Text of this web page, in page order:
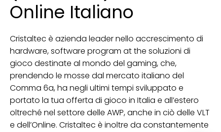
Online Italiano
Cristaltec è azienda leader nello accrescimento di
hardware, software program at the soluzioni di
gioco destinate al mondo del gaming, che,
prendendo le mosse dal mercato italiano del
Comma 6a, ha negli ultimi tempi sviluppato e
portato la tua offerta di gioco in Italia e all’estero
oltreché nel settore delle AWP, anche in ciò delle VLT
e dell’Online. Cristaltec è inoltre da constantemente